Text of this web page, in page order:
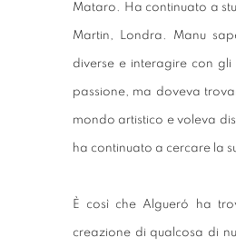
Mataro. Ha continuato a
Martin, Londra. Manu
diverse e interagire con
passione, ma doveva
mondo artistico e voleva
ha continuato a cercare la
È così che Algueró ha
creazione di qualcosa di